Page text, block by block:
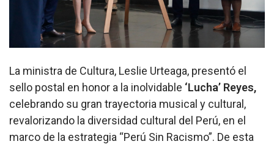
La ministra de Cultura, Leslie Urteaga, presentó el
sello postal en honor a la inolvidable ‘Lucha’ Reyes,
celebrando su gran trayectoria musical y cultural,
revalorizando la diversidad cultural del Perú, en el
marco de la estrategia “Perú Sin Racismo”. De esta